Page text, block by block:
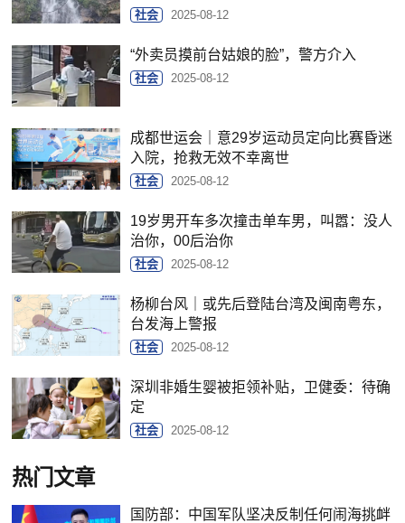
社会 2025-08-12
“外卖员摸前台姑娘的脸”，警方介入
社会 2025-08-12
成都世运会｜意29岁运动员定向比赛昏迷
入院，抢救无效不幸离世
社会 2025-08-12
19岁男开车多次撞击单车男，叫嚣：没人
治你，00后治你
社会 2025-08-12
杨柳台风｜或先后登陆台湾及闽南粤东，
台发海上警报
社会 2025-08-12
深圳非婚生婴被拒领补贴，卫健委：待确
定
社会 2025-08-12
热门文章
国防部：中国军队坚决反制任何闹海挑衅